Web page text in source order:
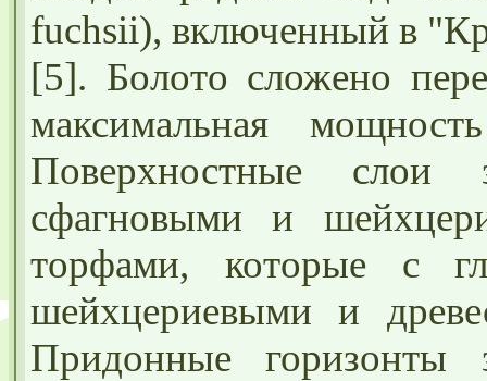
fuchsii), включенный в
[5]. Болото сложено
максимальная
Поверхностные слои
сфагновыми и
торфами, которые с
шейхцериевыми и
Придонные горизонты